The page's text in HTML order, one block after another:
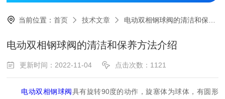
当前位置：首页 技术文章 电动双相钢球阀的清洁和保养方法介绍
电动双相钢球阀的清洁和保养方法介绍
更新时间：2022-11-04 点击次数：1121
电动双相钢球阀具有旋转90度的动作，旋塞体为球体，有圆形